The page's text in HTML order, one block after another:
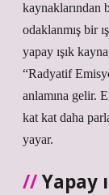
kaynaklarından
odaklanmış bir
yapay ışık
“Radyatif
anlamına gelir.
kat kat daha
yayar.
Yapay